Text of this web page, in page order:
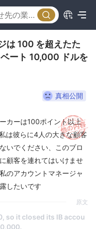
は 100 を超えたた
ート 10,000 ドルを
真相公開
カーは100ポイント以上
は彼らに4人の大きな顧客
いでください、このブロ
顧客を連れてはいけませ
のアカウントマネージャ
したいです
原文
so it closed its IB accou